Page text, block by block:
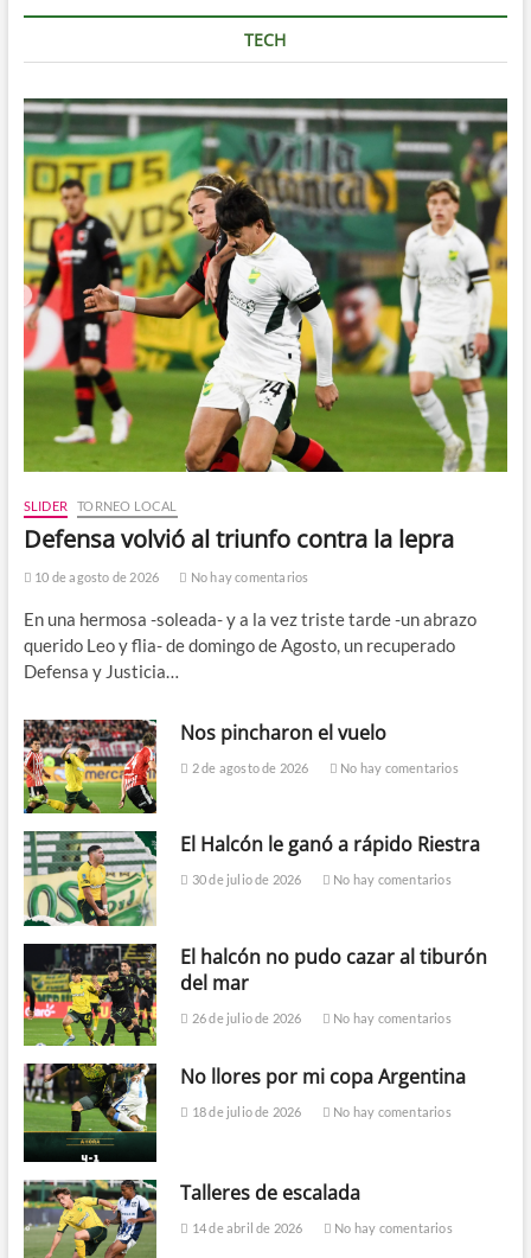
TECH
SLIDER TORNEO LOCAL
Defensa volvió al triunfo contra la lepra
10 de agosto de 2026 No hay comentarios
En una hermosa -soleada- y a la vez triste tarde -un abrazo
querido Leo y flia- de domingo de Agosto, un recuperado
Defensa y Justicia…
Nos pincharon el vuelo
2 de agosto de 2026 No hay comentarios
El Halcón le ganó a rápido Riestra
30 de julio de 2026 No hay comentarios
El halcón no pudo cazar al tiburón
del mar
26 de julio de 2026 No hay comentarios
No llores por mi copa Argentina
18 de julio de 2026 No hay comentarios
Talleres de escalada
14 de abril de 2026 No hay comentarios